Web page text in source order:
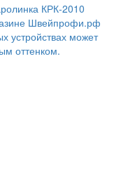
устройствах может
оттенком.